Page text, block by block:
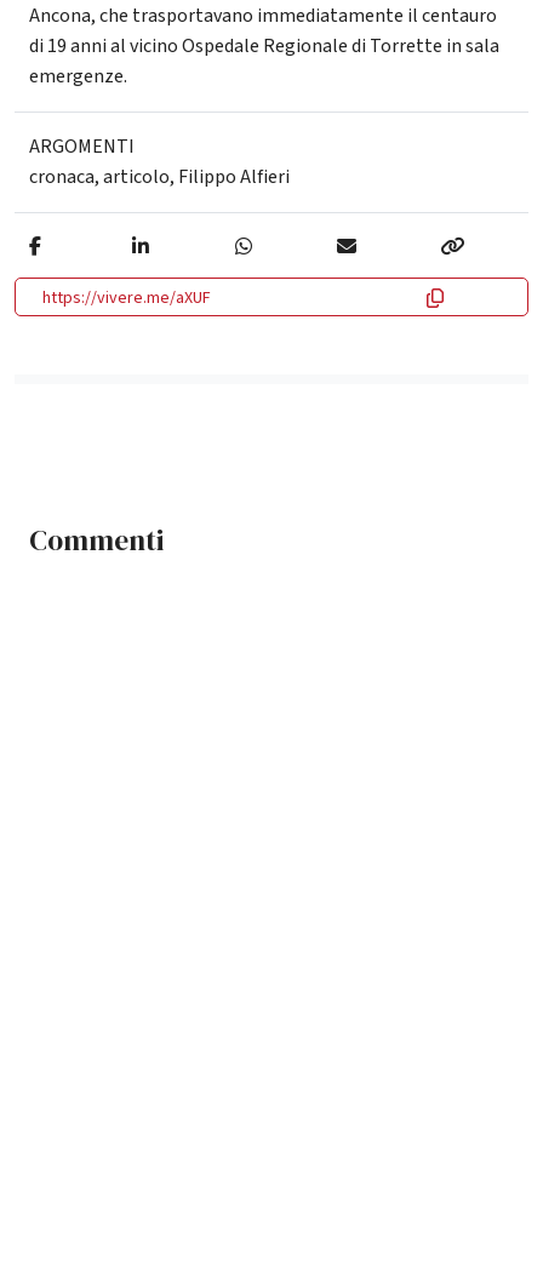
Ancona, che trasportavano immediatamente il centauro
di 19 anni al vicino Ospedale Regionale di Torrette in sala
emergenze.
ARGOMENTI
cronaca,articolo, Filippo Alfieri
https://vivere.me/aXUF
Commenti